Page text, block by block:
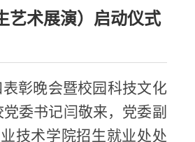
艺术展演）启动仪式
彰晚会暨校园科技文化
委书记闫敬来，党委副
技术学院招生就业处处